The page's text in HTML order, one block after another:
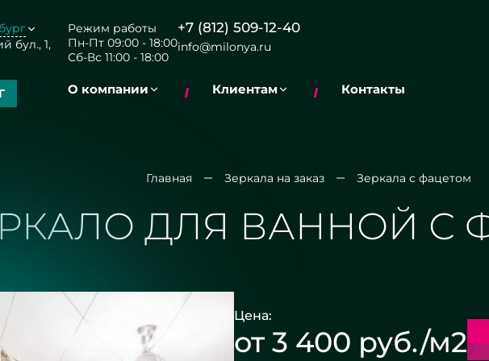
бул., 1,
Режим работы
Пн-Пт 09:00 - 18:00
Сб-Вс 11:00 - 18:00
+7 (812) 509-12-40
info@milonya.ru
О компании Клиентам Контакты
Главная Зеркала на заказ Зеркала с фацетом
ДЛЯ ВАННОЙ С
Цена:
от 3 400 руб./м2